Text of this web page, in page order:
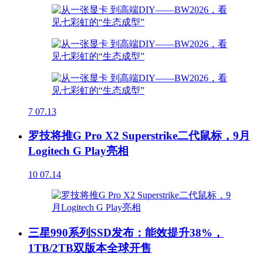
7 07.13
罗技将推G Pro X2 Superstrike二代鼠标，9月
Logitech G Play亮相
10 07.14
三星990系列SSD发布：能效提升38%，
1TB/2TB双版本全球开售